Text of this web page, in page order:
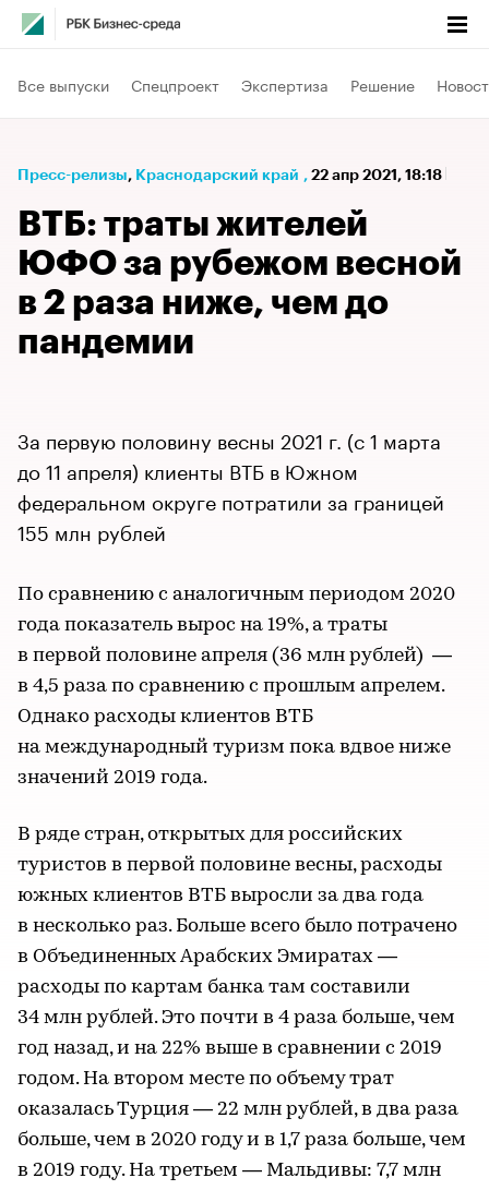
Все выпуски Спецпроект Экспертиза Решение
Пресс-релизы⁠, Краснодарский край , 22 апр 2021, 18:18
ВТБ: траты жителей
ЮФО за рубежом весной
в 2 раза ниже, чем до
пандемии
За первую половину весны 2021 г. (с 1 марта
до 11 апреля) клиенты ВТБ в Южном
федеральном округе потратили за границей
155 млн рублей
По сравнению с аналогичным периодом 2020
года показатель вырос на 19%, а траты
в первой половине апреля (36 млн рублей) —
в 4,5 раза по сравнению с прошлым апрелем.
Однако расходы клиентов ВТБ
на международный туризм пока вдвое ниже
значений 2019 года.
В ряде стран, открытых для российских
туристов в первой половине весны, расходы
южных клиентов ВТБ выросли за два года
в несколько раз. Больше всего было потрачено
в Объединенных Арабских Эмиратах —
расходы по картам банка там составили
34 млн рублей. Это почти в 4 раза больше, чем
год назад, и на 22% выше в сравнении с 2019
годом. На втором месте по объему трат
оказалась Турция — 22 млн рублей, в два раза
больше, чем в 2020 году и в 1,7 раза больше, чем
в 2019 году. На третьем — Мальдивы: 7,7 млн